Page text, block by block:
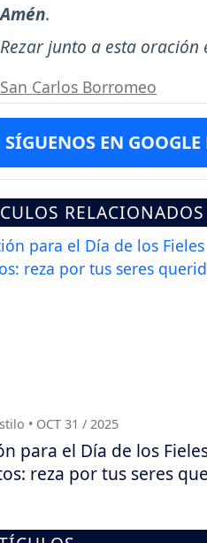
Amén.
Rezar junto a esta oración
San Carlos Borromeo
SÍGUENOS EN GOOGLE
RELACIONADOS
• OCT 31 / 2025
para el Día de los
reza por tus seres